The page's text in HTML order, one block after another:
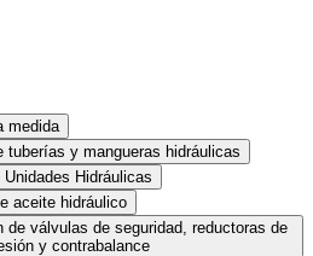
medida
tuberías y mangueras hidráulicas
Hidráulicas
aceite hidráulico
de válvulas de seguridad, reductoras de
y contrabalance